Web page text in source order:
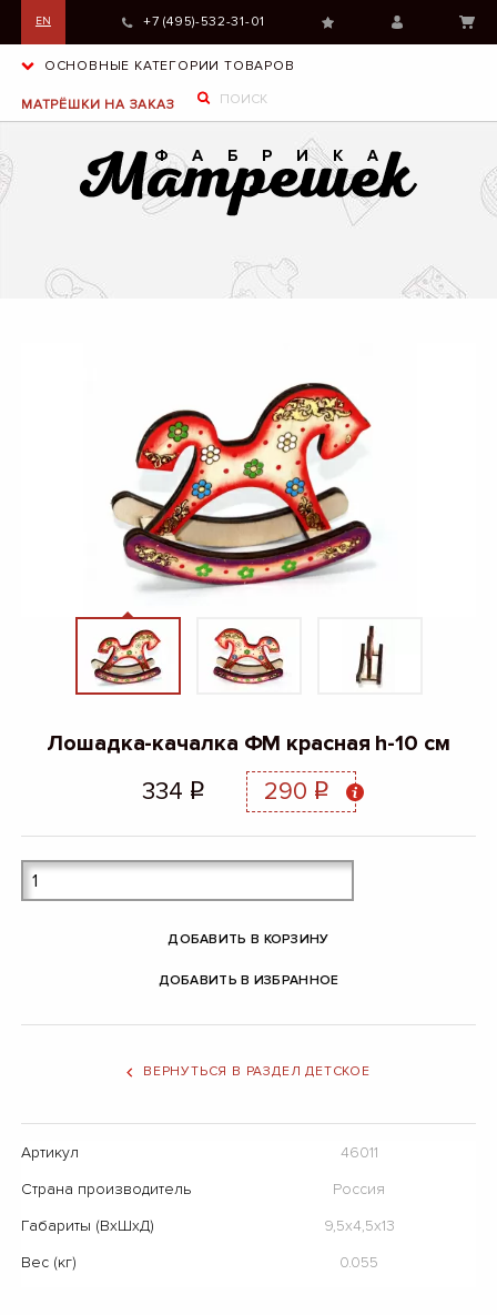
EN +7 (495)-532-31-01
ОСНОВНЫЕ КАТЕГОРИИ ТОВАРОВ
МАТРЁШКИ НА ЗАКАЗ
Лошадка-качалка ФМ красная h-10 см
334 q 290 q
ДОБАВИТЬ В КОРЗИНУ
ДОБАВИТЬ В ИЗБРАННОЕ
ВЕРНУТЬСЯ В РАЗДЕЛ ДЕТСКОЕ
Артикул
46011
Страна производитель
Россия
Габариты (ВхШхД)
9,5x4,5x13
Вес (кг)
0.055